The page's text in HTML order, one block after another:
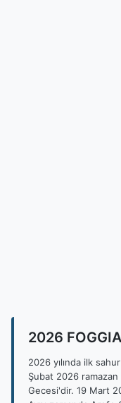
2026
2026 yılında ilk
Şubat 2026 ramazan
Gecesi'dir. 19 Mart